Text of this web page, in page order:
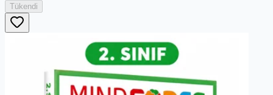
Tükendi